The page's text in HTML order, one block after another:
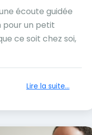
écoute guidée
pour un petit
ce soit chez soi,
Lire la suite...